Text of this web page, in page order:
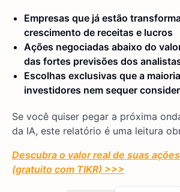
Empresas que já estão
crescimento de receitas e lucros
Ações negociadas abaixo do
das fortes previsões dos
Escolhas exclusivas que a
investidores nem sequer
Se você quiser pegar a próxima
da IA, este relatório é uma leitura
Descubra o valor real de suas
(gratuito com TIKR) >>>